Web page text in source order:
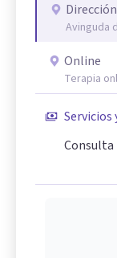
Avinguda
Online
Terapia
Servicios
Consulta